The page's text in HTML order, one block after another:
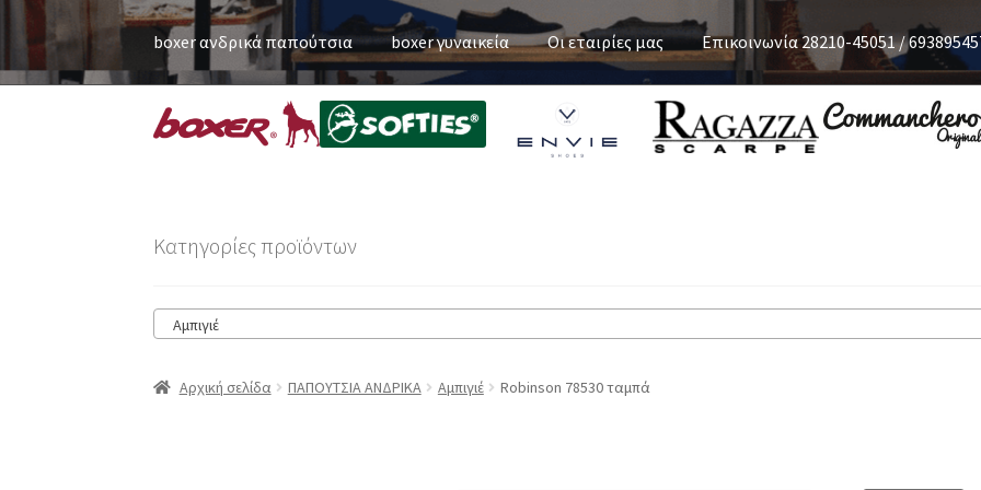
boxer ανδρικά παπούτσια boxer γυναικεία Οι εταιρίες μας Επικοινωνία 28210-45051 /
Κατηγορίες προϊόντων
Αμπιγιέ
Αρχική σελίδα ΠΑΠΟΥΤΣΙΑ ΑΝΔΡΙΚΑ Αμπιγιέ Robinson 78530 ταμπά